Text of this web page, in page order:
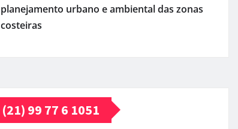
planejamento urbano e ambiental das zonas
costeiras
(21) 99 77 6 1051